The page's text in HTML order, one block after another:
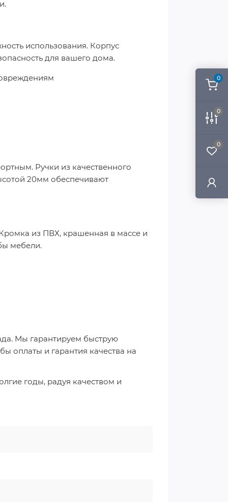
0
0
0
использования. Корпус
для вашего дома.
Ручки из качественного
20мм обеспечивают
из ПВХ, крашенная в массе и
мебели.
Мы гарантируем быструю
оплаты и гарантия качества на
годы, радуя качеством и